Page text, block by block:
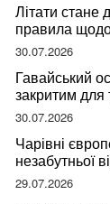
Літати стане
правила
30.07.2026
Гавайський
закритим
відвідувачів
30.07.2026
Чарівні
незабутньої
29.07.2026